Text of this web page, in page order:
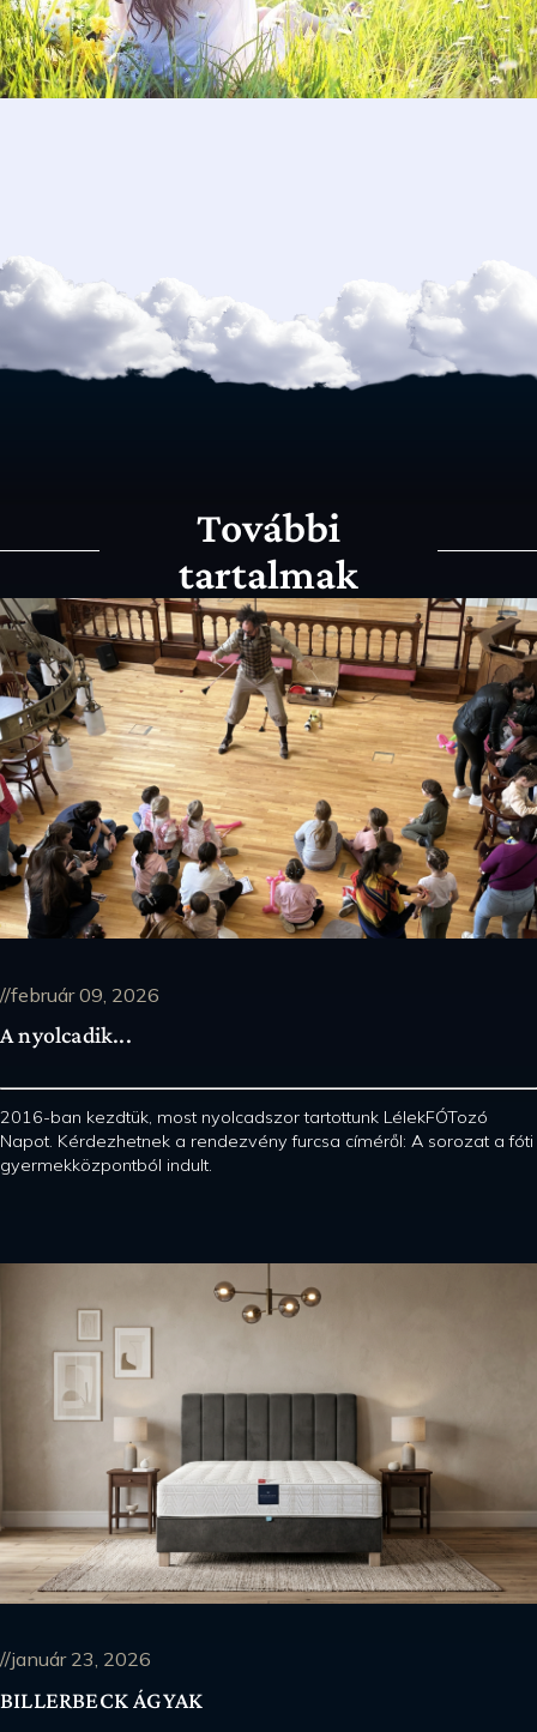
További
tartalmak
//február 09, 2026
A nyolcadik...
2016-ban kezdtük, most nyolcadszor tartottunk LélekFÓTozó
Napot. Kérdezhetnek a rendezvény furcsa címéről: A sorozat a fóti
gyermekközpontból indult.
//január 23, 2026
BILLERBECK ÁGYAK